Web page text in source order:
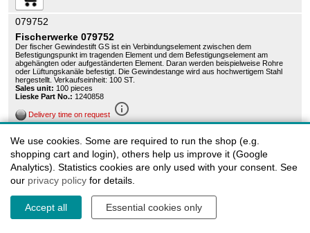
079752
Fischerwerke 079752
Der fischer Gewindestift GS ist ein Verbindungselement zwischen dem
Befestigungspunkt im tragenden Element und dem Befestigungselement am
abgehängten oder aufgeständerten Element. Daran werden beispielweise Rohre
oder Lüftungskanäle befestigt. Die Gewindestange wird aus hochwertigem Stahl
hergestellt. Verkaufseinheit: 100 ST.
Sales unit: 100 pieces
Lieske Part No.: 1240858
Delivery time on request info_outline
Graduated prices
079759
We use cookies. Some are required to run the shop (e.g.
shopping cart and login), others help us improve it (Google
Analytics). Statistics cookies are only used with your consent. See
our privacy policy for details.
Accept all Essential cookies only